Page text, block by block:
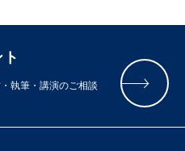
執筆・講演のご相談